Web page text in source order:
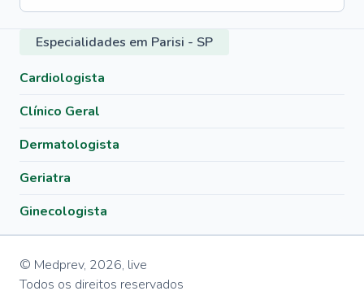
Especialidades em Parisi - SP
Cardiologista
Clínico Geral
Dermatologista
Geriatra
Ginecologista
© Medprev, 2026, live
Todos os direitos reservados